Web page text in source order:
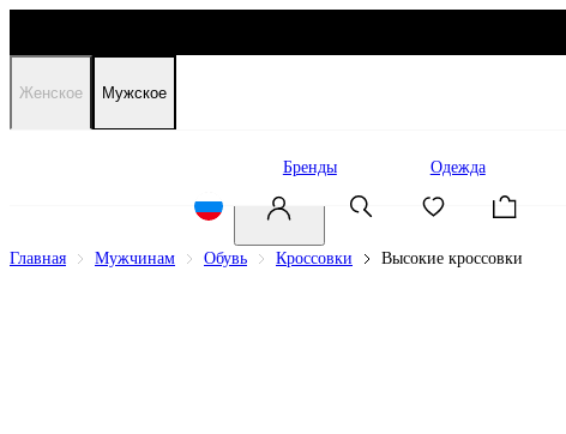
Женское Мужское
Бренды Одежда
Главная Мужчинам Обувь Кроссовки Высокие кроссовки